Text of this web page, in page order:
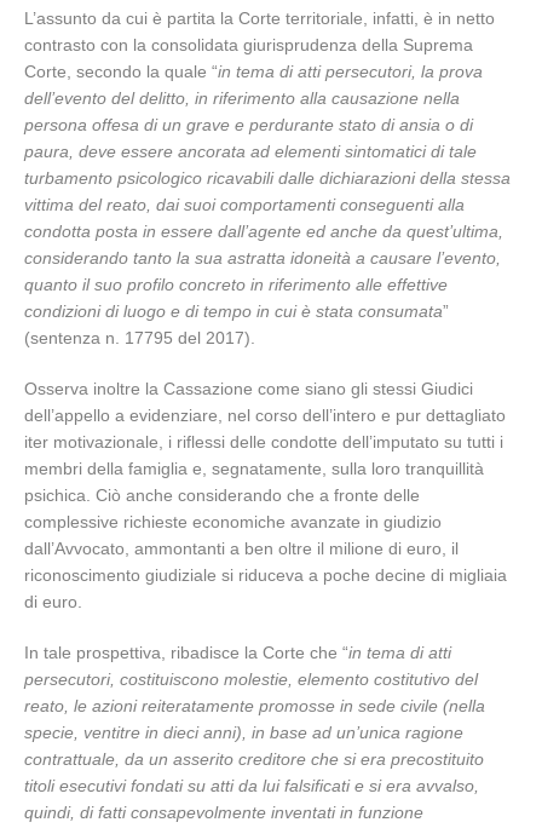
L’assunto da cui è partita la Corte territoriale, infatti, è in netto
contrasto con la consolidata giurisprudenza della Suprema
Corte, secondo la quale “in tema di atti persecutori, la prova
dell’evento del delitto, in riferimento alla causazione nella
persona offesa di un grave e perdurante stato di ansia o di
paura, deve essere ancorata ad elementi sintomatici di tale
turbamento psicologico ricavabili dalle dichiarazioni della stessa
vittima del reato, dai suoi comportamenti conseguenti alla
condotta posta in essere dall’agente ed anche da quest’ultima,
considerando tanto la sua astratta idoneità a causare l’evento,
quanto il suo profilo concreto in riferimento alle effettive
condizioni di luogo e di tempo in cui è stata consumata”
(sentenza n. 17795 del 2017).
Osserva inoltre la Cassazione come siano gli stessi Giudici
dell’appello a evidenziare, nel corso dell’intero e pur dettagliato
iter motivazionale, i riflessi delle condotte dell’imputato su tutti i
membri della famiglia e, segnatamente, sulla loro tranquillità
psichica. Ciò anche considerando che a fronte delle
complessive richieste economiche avanzate in giudizio
dall’Avvocato, ammontanti a ben oltre il milione di euro, il
riconoscimento giudiziale si riduceva a poche decine di migliaia
di euro.
In tale prospettiva, ribadisce la Corte che “in tema di atti
persecutori, costituiscono molestie, elemento costitutivo del
reato, le azioni reiteratamente promosse in sede civile (nella
specie, ventitre in dieci anni), in base ad un’unica ragione
contrattuale, da un asserito creditore che si era precostituito
titoli esecutivi fondati su atti da lui falsificati e si era avvalso,
quindi, di fatti consapevolmente inventati in funzione